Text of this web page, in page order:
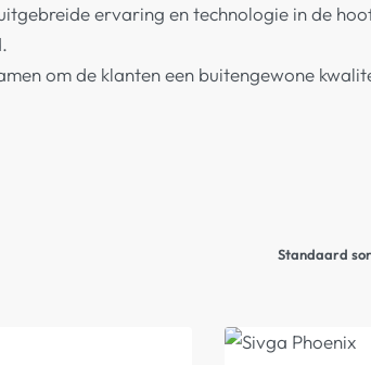
ervaring en technologie in de
om de klanten een buitengewone
Standaard